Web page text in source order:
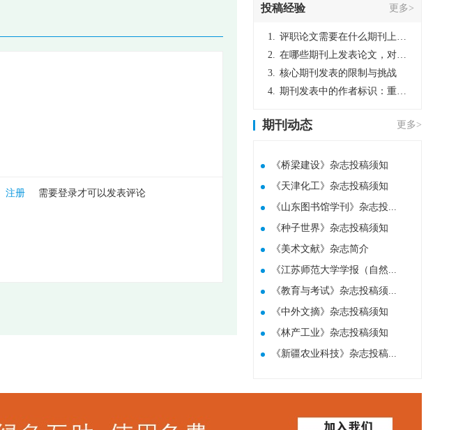
注册 需要登录才可以发表评论
投稿经验 更多>
1. 评职论文需要在什么期刊上发表？
2. 在哪些期刊上发表论文，对考研有优势？
3. 核心期刊发表的限制与挑战
4. 期刊发表中的作者标识：重要性与实践
期刊动态 更多>
《桥梁建设》杂志投稿须知
《天津化工》杂志投稿须知
《山东图书馆学刊》杂志投...
《种子世界》杂志投稿须知
​《美术文献》杂志简介
《江苏师范大学学报（自然...
《教育与考试》杂志投稿须...
《中外文摘》杂志投稿须知
《林产工业》杂志投稿须知
《新疆农业科技》杂志投稿...